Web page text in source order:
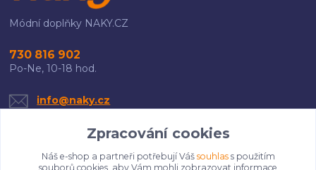
Módní doplňky NAKY.CZ
730 816 902
Po-Ne, 10-18 hod.
info@naky.cz
Zpracování cookies
Náš e-shop a partneři potřebují Váš souhlass použitím
souborů cookies, aby Vám mohli zobrazovat informace